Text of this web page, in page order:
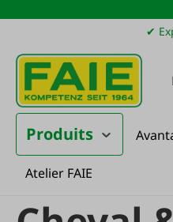
au contenu principal
Passer à la recherche
Passer à la navigation
✔
Produits
Atelier FAIE
Nouveautés Neue Produkte